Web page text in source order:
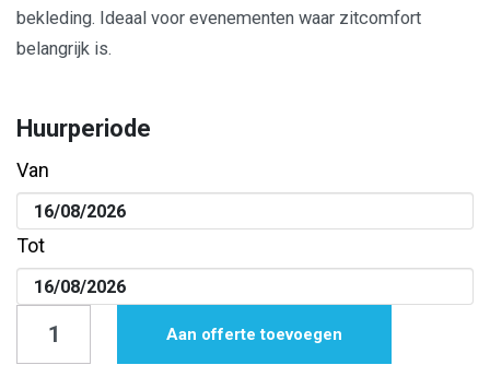
bekleding. Ideaal voor evenementen waar zitcomfort
belangrijk is.
Huurperiode
Van
Tot
Barkruk
Aan offerte toevoegen